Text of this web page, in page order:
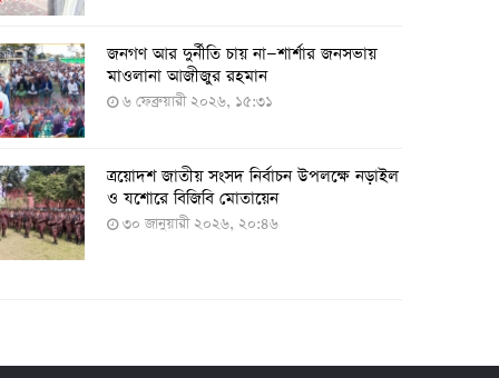
মঙ্গলবার ৭৫ লাখ মানুষ দ্বিতীয়-তৃতীয় ডোজ
জনগণ আর দুর্নীতি চায় না—শার্শার জনসভায়
মাওলানা আজীজুর রহমান
৬ ফেব্রুয়ারী ২০২৬, ১৫:৩১
ত্রয়োদশ জাতীয় সংসদ নির্বাচন উপলক্ষে নড়াইল
ও যশোরে বিজিবি মোতায়েন
৩০ জানুয়ারী ২০২৬, ২০:৪৬